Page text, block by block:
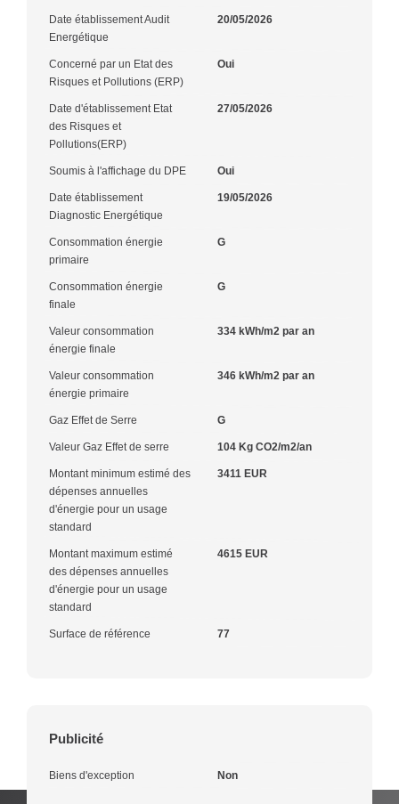
Date établissement Audit
Energétique
20/05/2026
Concerné par un Etat des
Risques et Pollutions (ERP)
Oui
Date d'établissement Etat
des Risques et
Pollutions(ERP)
27/05/2026
Soumis à l'affichage du DPE Oui
Date établissement
Diagnostic Energétique
19/05/2026
Consommation énergie
primaire
G
Consommation énergie
finale
G
Valeur consommation
énergie finale
334 kWh/m2 par an
Valeur consommation
énergie primaire
346 kWh/m2 par an
Gaz Effet de Serre G
Valeur Gaz Effet de serre 104 Kg CO2/m2/an
Montant minimum estimé des
dépenses annuelles
d'énergie pour un usage
standard
3411 EUR
Montant maximum estimé
des dépenses annuelles
d'énergie pour un usage
standard
4615 EUR
Surface de référence 77
Publicité
Biens d'exception Non